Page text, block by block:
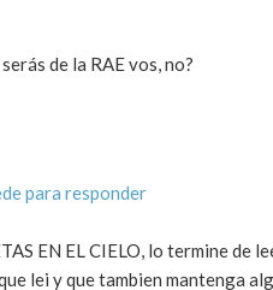
de la RAE vos, no?
para responder
EN EL CIELO, lo termine de
lei y que tambien mantenga